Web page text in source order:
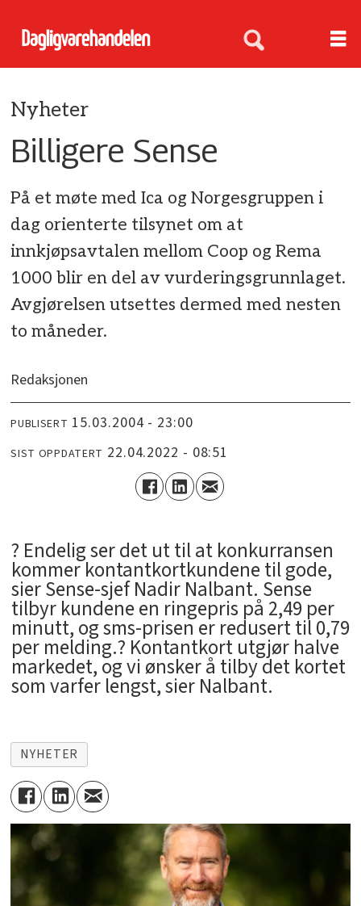
Nyheter
Billigere Sense
På et møte med Ica og Norgesgruppen i
dag orienterte tilsynet om at
innkjøpsavtalen mellom Coop og Rema
1000 blir en del av vurderingsgrunnlaget.
Avgjørelsen utsettes dermed med nesten
to måneder.
Redaksjonen
PUBLISERT 15.03.2004 - 23:00
SIST OPPDATERT 22.04.2022 - 08:51
? Endelig ser det ut til at konkurransen
kommer kontantkortkundene til gode,
sier Sense-sjef Nadir Nalbant. Sense
tilbyr kundene en ringepris på 2,49 per
minutt, og sms-prisen er redusert til 0,79
per melding.? Kontantkort utgjør halve
markedet, og vi ønsker å tilby det kortet
som varfer lengst, sier Nalbant.
NYHETER